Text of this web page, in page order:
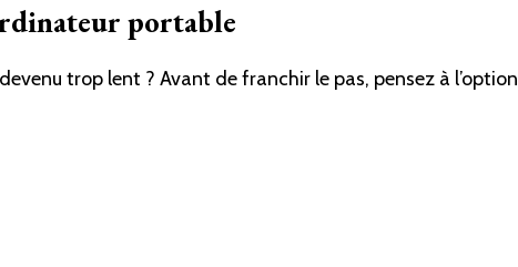
portable
trop lent ? Avant de franchir le pas, pensez à l’option